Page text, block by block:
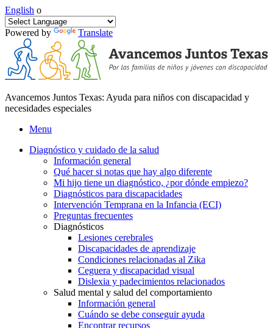
English o
Powered by Translate
Avancemos Juntos Texas: Ayuda para niños con discapacidad y
necesidades especiales
Menu
Diagnóstico y cuidado de la salud
Información general
Qué hacer si notas que hay algo diferente
Mi hijo tiene un diagnóstico, ¿por dónde empiezo?
Diagnósticos para discapacidades
Intervención Temprana en la Infancia (ECI)
Preguntas frecuentes
Diagnósticos
Lesiones cerebrales
Discapacidades de aprendizaje
Condiciones relacionadas al Zika
Ceguera y discapacidad visual
Dislexia y padecimientos relacionados
Salud mental y salud del comportamiento
Información general
Cuándo se debe conseguir ayuda
Encontrar recursos